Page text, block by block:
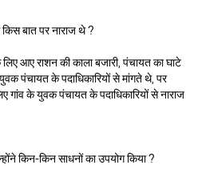
बात पर नाराज थे ?
आए राशन की काला बजारी, पंचायत का घाटे
पंचायत के पदाधिकारियों से मांगते थे, पर
गांव के युवक पंचायत के पदाधिकारियों से नाराज
किन-किन साधनों का उपयोग किया ?